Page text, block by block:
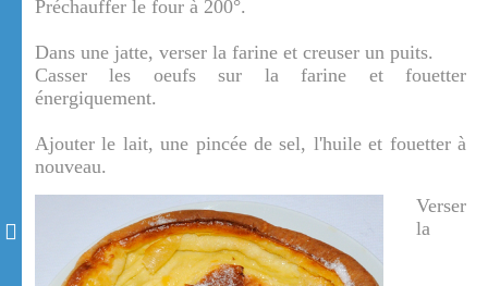
Préchauffer le four à 200°.
Dans une jatte, verser la farine et creuser un puits.
Casser les oeufs sur la farine et fouetter
énergiquement.
Ajouter le lait, une pincée de sel, l'huile et fouetter à
nouveau.
Verser
la